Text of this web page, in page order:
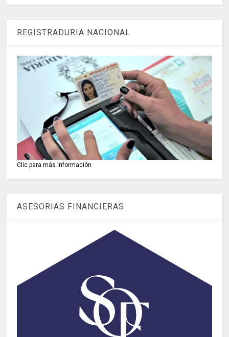
REGISTRADURIA NACIONAL
Clic para más información
ASESORIAS FINANCIERAS